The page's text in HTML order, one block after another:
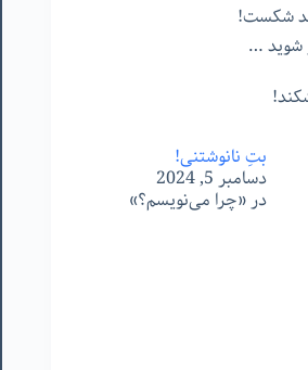
شكست!
شويد…
!
بتِ نانوشتنی!
دسامبر 5, 2024
در «چرا می‌نویسم؟»